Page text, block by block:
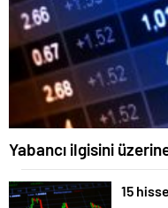
Yabancı ilgisini
15